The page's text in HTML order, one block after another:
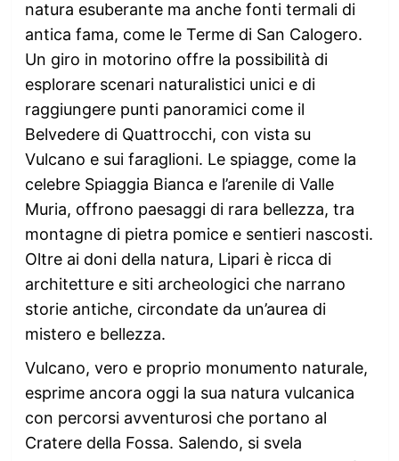
natura esuberante ma anche fonti termali di
antica fama, come le Terme di San Calogero.
Un giro in motorino offre la possibilità di
esplorare scenari naturalistici unici e di
raggiungere punti panoramici come il
Belvedere di Quattrocchi, con vista su
Vulcano e sui faraglioni. Le spiagge, come la
celebre Spiaggia Bianca e l’arenile di Valle
Muria, offrono paesaggi di rara bellezza, tra
montagne di pietra pomice e sentieri nascosti.
Oltre ai doni della natura, Lipari è ricca di
architetture e siti archeologici che narrano
storie antiche, circondate da un’aurea di
mistero e bellezza.
Vulcano, vero e proprio monumento naturale,
esprime ancora oggi la sua natura vulcanica
con percorsi avventurosi che portano al
Cratere della Fossa. Salendo, si svela